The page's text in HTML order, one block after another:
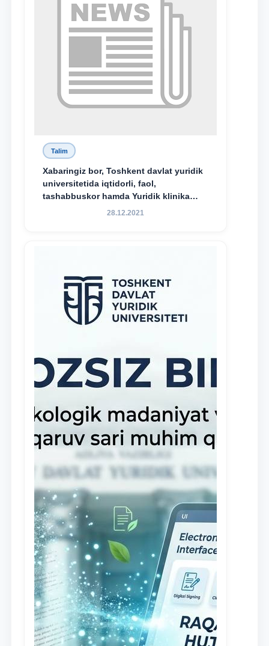
Talim
Xabaringiz bor, Toshkent davlat yuridik
universitetida iqtidorli, faol,
tashabbuskor hamda Yuridik klinika
faoliyatida o‘z bilim va ko‘nikmalarini
28.12.2021